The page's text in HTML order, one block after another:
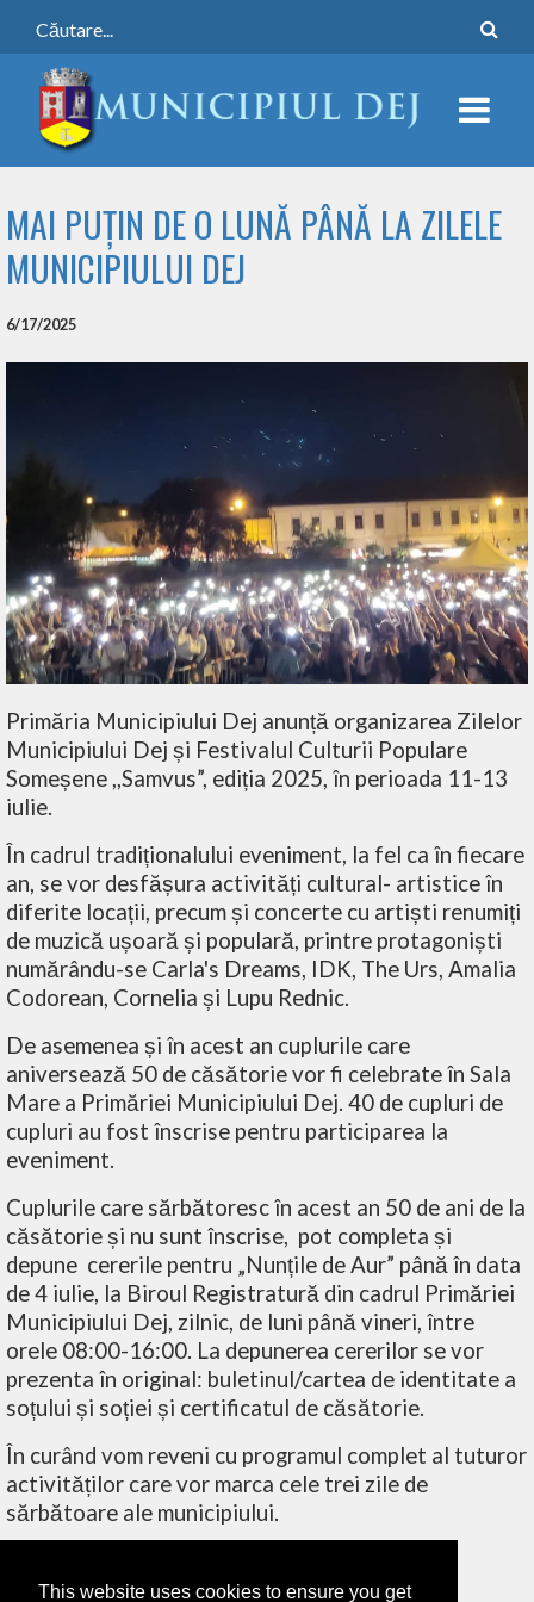
This website uses cookies to ensure you get
MAI PUȚIN DE O LUNĂ PÂNĂ LA ZILELE
MUNICIPIULUI DEJ
6/17/2025
Primăria Municipiului Dej anunță organizarea Zilelor
Municipiului Dej și Festivalul Culturii Populare
Someșene ,,Samvus”, ediția 2025, în perioada 11-13
iulie.
În cadrul tradiționalului eveniment, la fel ca în fiecare
an, se vor desfășura activități cultural- artistice în
diferite locații, precum și concerte cu artiști renumiți
de muzică ușoară și populară, printre protagoniști
numărându-se Carla's Dreams, IDK, The Urs, Amalia
Codorean, Cornelia și Lupu Rednic.
De asemenea și în acest an cuplurile care
aniversează 50 de căsătorie vor fi celebrate în Sala
Mare a Primăriei Municipiului Dej. 40 de cupluri de
cupluri au fost înscrise pentru participarea la
eveniment.
Cuplurile care sărbătoresc în acest an 50 de ani de la
căsătorie și nu sunt înscrise, pot completa și
depune cererile pentru „Nunțile de Aur” până în data
de 4 iulie, la Biroul Registratură din cadrul Primăriei
Municipiului Dej, zilnic, de luni până vineri, între
orele 08:00-16:00. La depunerea cererilor se vor
prezenta în original: buletinul/cartea de identitate a
soțului și soției și certificatul de căsătorie.
În curând vom reveni cu programul complet al tuturor
activităților care vor marca cele trei zile de
sărbătoare ale municipiului.